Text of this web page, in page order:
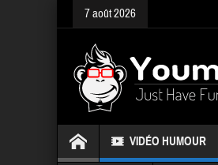
7 août 2026
VIDÉO HUMOUR